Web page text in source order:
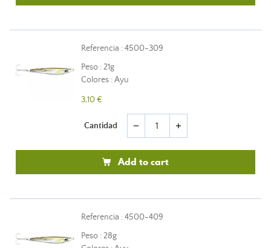
Referencia : 4500-309
Peso : 21g
Colores : Ayu
3,10 €
Cantidad remove add
Add to cart
Referencia : 4500-409
Peso : 28g